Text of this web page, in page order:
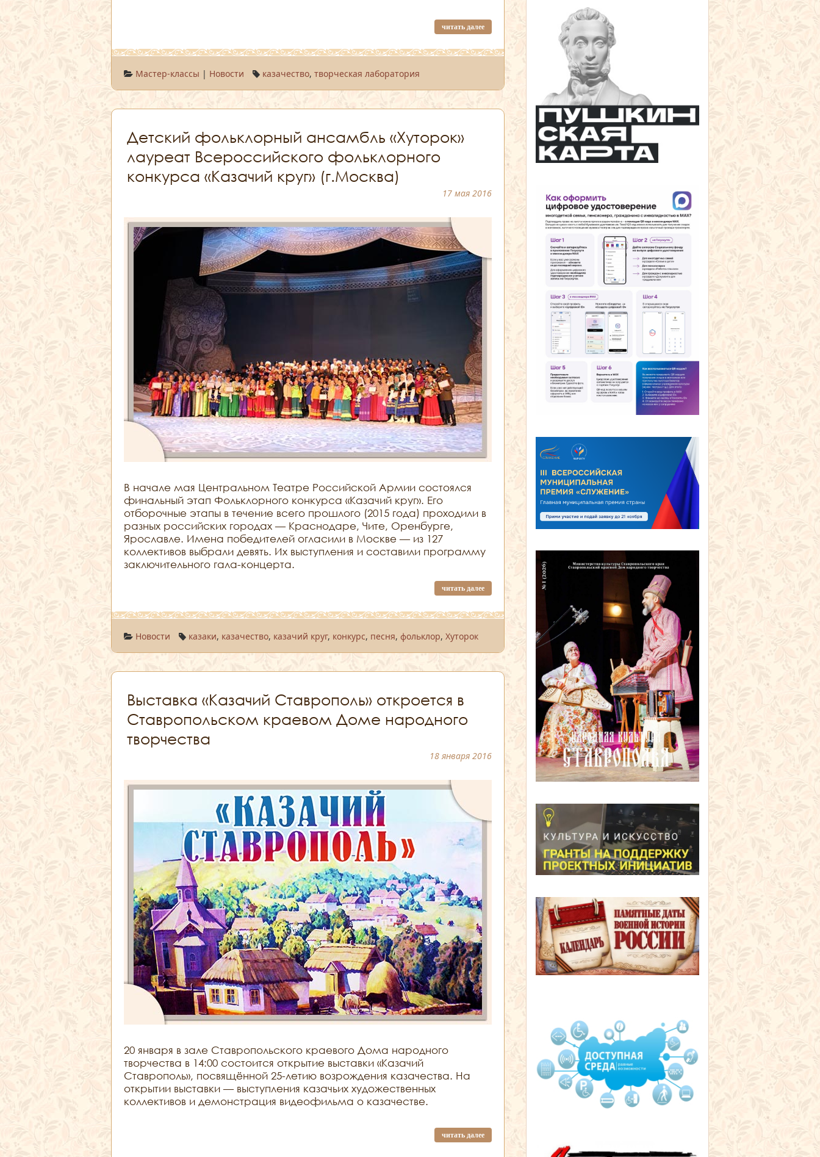
читать далее
Мастер-классы | Новости казачество,творческая лаборатория
Детский фольклорный ансамбль «Хуторок»
лауреат Всероссийского фольклорного
конкурса «Казачий круг» (г.Москва)
17 мая 2016
В начале мая Центральном Театре Российской Армии состоялся
финальный этап Фольклорного конкурса «Казачий круг». Его
отборочные этапы в течение всего прошлого (2015 года) проходили в
разных российских городах — Краснодаре, Чите, Оренбурге,
Ярославле. Имена победителей огласили в Москве — из 127
коллективов выбрали девять. Их выступления и составили программу
заключительного гала-концерта.
читать далее
Новости казаки, казачество, казачий круг, конкурс, песня,фольклор,Хуторок
Выставка «Казачий Ставрополь» откроется в
Ставропольском краевом Доме народного
творчества
18 января 2016
20 января в зале Ставропольского краевого Дома народного
творчества в 14:00 состоится открытие выставки «Казачий
Ставрополь», посвящённой 25-летию возрождения казачества. На
открытии выставки — выступления казачьих художественных
коллективов и демонстрация видеофильма о казачестве.
читать далее